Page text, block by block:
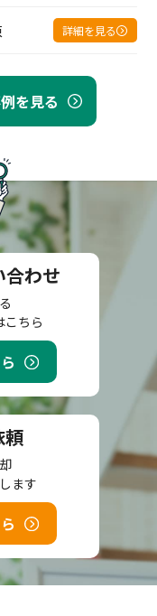
を見る
詳細を見る
合わせ
こちら
頼
ます